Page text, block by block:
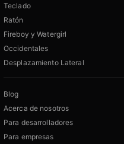
Teclado
Ratón
Fireboy y Watergirl
Occidentales
Desplazamiento Lateral
Blog
Acerca de nosotros
Para desarrolladores
Para empresas